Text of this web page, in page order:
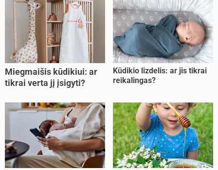
Miegmaišis kūdikiui: ar
tikrai verta jį įsigyti?
Kūdikio lizdelis: ar jis tikrai
reikalingas?